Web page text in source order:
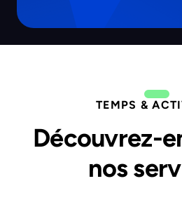
TEMPS &
Découvrez-
nos